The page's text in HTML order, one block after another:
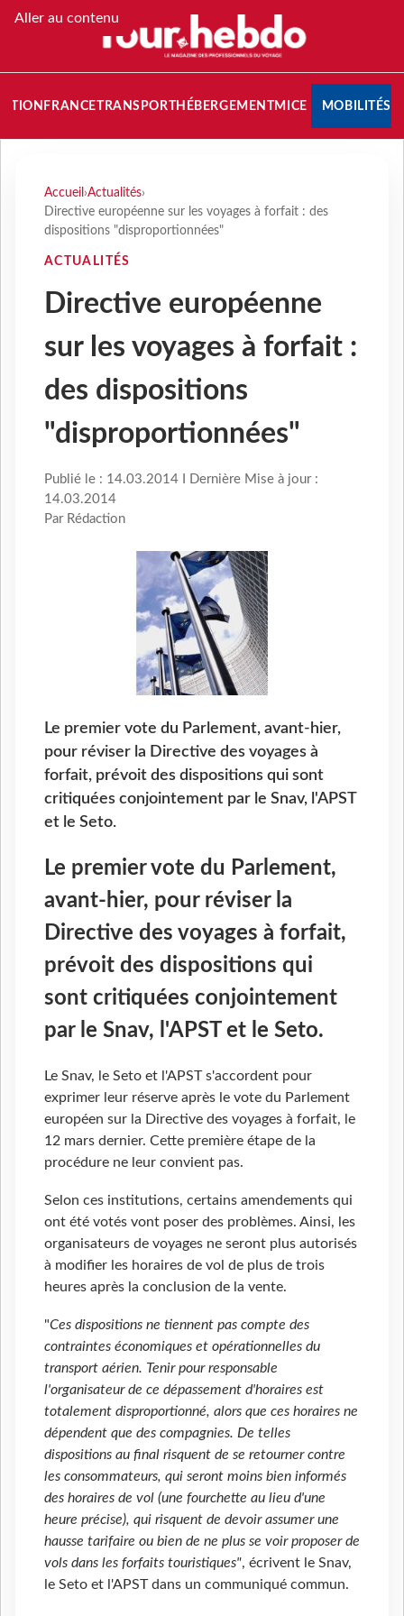
Aller au contenu
FRANCETRANSPORT HÉBERGEMENTMICE MOBILITÉS
Accueil ›Actualités›
Directive européenne sur les voyages à forfait : des
dispositions "disproportionnées"
ACTUALITÉS
Directive européenne
sur les voyages à forfait :
des dispositions
"disproportionnées"
Publié le : 14.03.2014 I Dernière Mise à jour :
14.03.2014
Par Rédaction
Le premier vote du Parlement, avant-hier,
pour réviser la Directive des voyages à
forfait, prévoit des dispositions qui sont
critiquées conjointement par le Snav, l'APST
et le Seto.
Le premier vote du Parlement,
avant-hier, pour réviser la
Directive des voyages à forfait,
prévoit des dispositions qui
sont critiquées conjointement
par le Snav, l'APST et le Seto.
Le Snav, le Seto et l'APST s'accordent pour
exprimer leur réserve après le vote du Parlement
européen sur la Directive des voyages à forfait, le
12 mars dernier. Cette première étape de la
procédure ne leur convient pas.
Selon ces institutions, certains amendements qui
ont été votés vont poser des problèmes. Ainsi, les
organisateurs de voyages ne seront plus autorisés
à modifier les horaires de vol de plus de trois
heures après la conclusion de la vente.
"Ces dispositions ne tiennent pas compte des
contraintes économiques et opérationnelles du
transport aérien. Tenir pour responsable
l'organisateur de ce dépassement d'horaires est
totalement disproportionné, alors que ces horaires ne
dépendent que des compagnies. De telles
dispositions au final risquent de se retourner contre
les consommateurs, qui seront moins bien informés
des horaires de vol (une fourchette au lieu d'une
heure précise), qui risquent de devoir assumer une
hausse tarifaire ou bien de ne plus se voir proposer de
vols dans les forfaits touristiques", écrivent le Snav,
le Seto et l'APST dans un communiqué commun.